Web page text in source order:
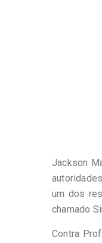
Jackson
um dos
chamado
Contra